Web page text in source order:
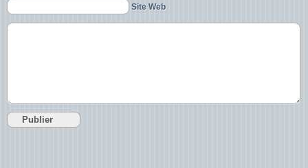
Site Web